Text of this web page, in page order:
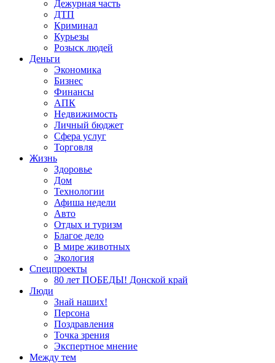
Дежурная часть
ДТП
Криминал
Курьезы
Розыск людей
Деньги
Экономика
Бизнес
Финансы
АПК
Недвижимость
Личный бюджет
Сфера услуг
Торговля
Жизнь
Здоровье
Дом
Технологии
Афиша недели
Авто
Отдых и туризм
Благое дело
В мире животных
Экология
Спецпроекты
80 лет ПОБЕДЫ! Донской край
Люди
Знай наших!
Персона
Поздравления
Точка зрения
Экспертное мнение
Между тем